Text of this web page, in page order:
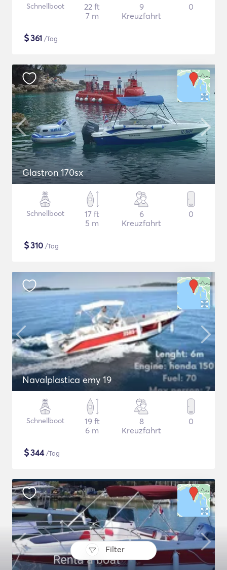
Filter
Schnellboot
22 ft
7 m
9
Kreuzfahrt
0
$361 /Tag
Glastron 170sx
Schnellboot
17 ft
5 m
6
Kreuzfahrt
0
$310 /Tag
Navalplastica emy 19
Schnellboot
19 ft
6 m
8
Kreuzfahrt
0
$344/Tag